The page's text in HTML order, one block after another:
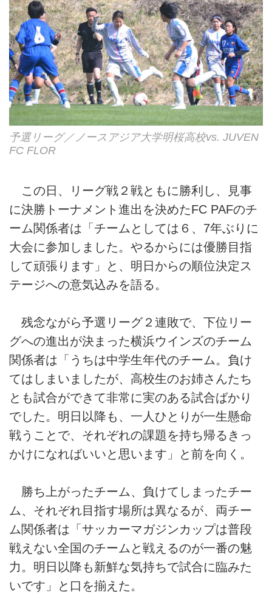
予選リーグ／ノースアジア大学明桜高校vs. JUVEN
FC FLOR
この日、リーグ戦２戦ともに勝利し、見事
に決勝トーナメント進出を決めたFC PAFのチ
ーム関係者は「チームとしては６、7年ぶりに
大会に参加しました。やるからには優勝目指
して頑張ります」と、明日からの順位決定ス
テージへの意気込みを語る。
残念ながら予選リーグ２連敗で、下位リー
グへの進出が決まった横浜ウインズのチーム
関係者は「うちは中学生年代のチーム。負け
てはしまいましたが、高校生のお姉さんたち
とも試合ができて非常に実のある試合ばかり
でした。明日以降も、一人ひとりが一生懸命
戦うことで、それぞれの課題を持ち帰るきっ
かけになればいいと思います」と前を向く。
勝ち上がったチーム、負けてしまったチー
ム、それぞれ目指す場所は異なるが、両チー
ム関係者は「サッカーマガジンカップは普段
戦えない全国のチームと戦えるのが一番の魅
力。明日以降も新鮮な気持ちで試合に臨みた
いです」と口を揃えた。